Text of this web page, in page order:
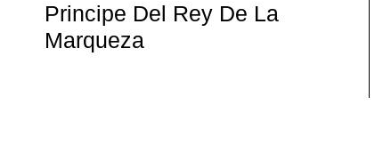
Principe Del Rey De La
Marqueza